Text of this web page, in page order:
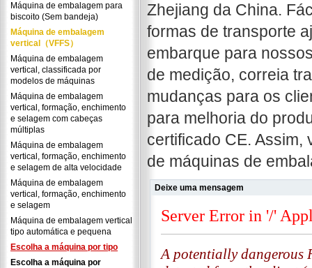
Máquina de embalagem para
biscoito (Sem bandeja)
Máquina de embalagem
vertical（VFFS）
Máquina de embalagem
vertical, classificada por
modelos de máquinas
Máquina de embalagem
vertical, formação, enchimento
e selagem com cabeças
múltiplas
Máquina de embalagem
vertical, formação, enchimento
e selagem de alta velocidade
Máquina de embalagem
vertical, formação, enchimento
e selagem
Máquina de embalagem vertical
tipo automática e pequena
Escolha a máquina por tipo
Escolha a máquina por
Zhejiang da China.
formas de transporte
embarque para
de medição, correia
mudanças para os
para melhoria do
certificado CE. Assim,
de máquinas de
Deixe uma mensagem